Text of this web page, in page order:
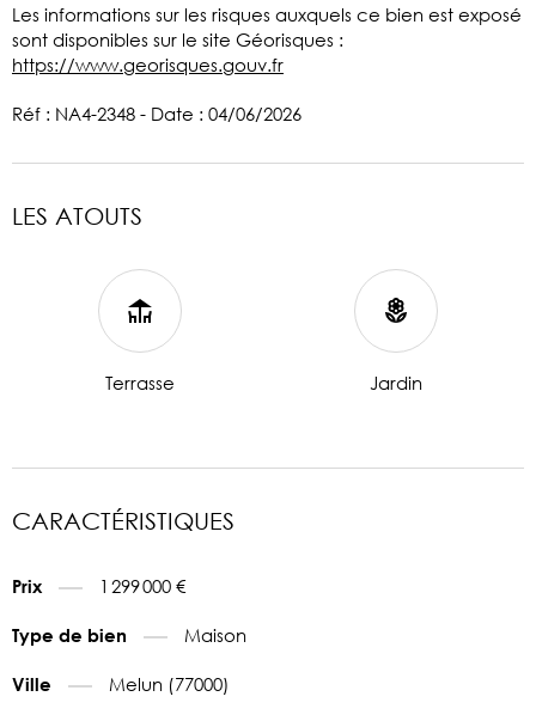
Les informations sur les risques auxquels ce bien est exposé
sont disponibles sur le site Géorisques :
https://www.georisques.gouv.fr
Réf : NA4-2348 - Date : 04/06/2026
LES ATOUTS
Terrasse Jardin
CARACTÉRISTIQUES
Prix 1 299 000 €
Type de bien Maison
Ville Melun (77000)